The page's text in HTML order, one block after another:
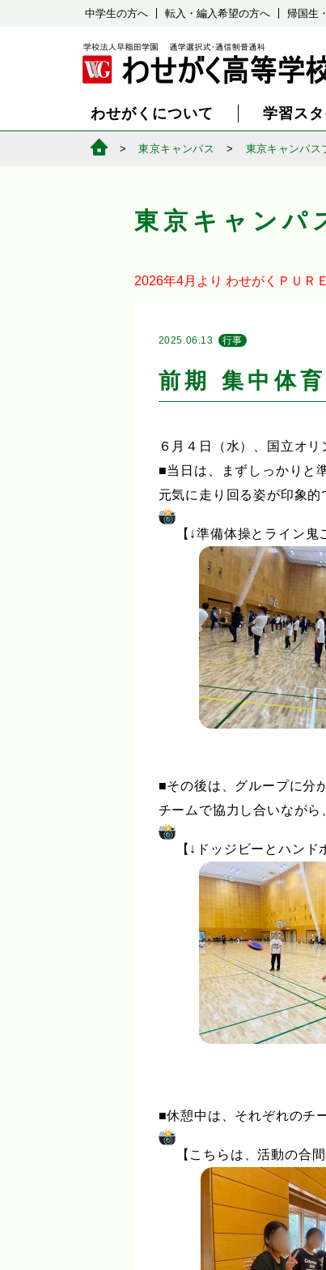
中学生の方へ 転入・編入希望の方へ 帰国生
わせがくについて 学習ス
東京キャンパス 東京キャンパス
東京キャンパ
2026年4月より わせがくＰＵＲ
2025.06.13 行事
前期 集中体育
６月４日（水）、国立オ
■当日は、まずしっかりと
元気に走り回る姿が印象的
【↓準備体操とライン鬼
■その後は、グループに分
チームで協力し合いながら
【↓ドッジビーとハンド
■休憩中は、それぞれのチ
【こちらは、活動の合